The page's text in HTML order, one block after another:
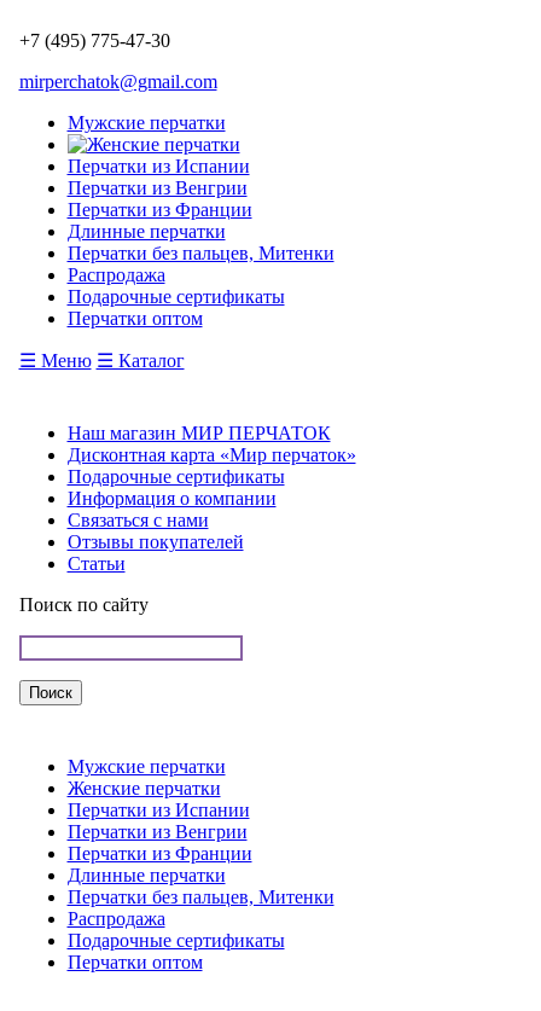
+7 (495) 775-47-30
mirperchatok@gmail.com
Мужские перчатки
Перчатки из Испании
Перчатки из Венгрии
Перчатки из Франции
Длинные перчатки
Перчатки без пальцев, Митенки
Распродажа
Подарочные сертификаты
Перчатки оптом
☰ Меню ☰ Каталог
Наш магазин МИР ПЕРЧАТОК
Дисконтная карта «Мир перчаток»
Подарочные сертификаты
Информация о компании
Связаться с нами
Отзывы покупателей
Статьи
Поиск по сайту
Мужские перчатки
Женские перчатки
Перчатки из Испании
Перчатки из Венгрии
Перчатки из Франции
Длинные перчатки
Перчатки без пальцев, Митенки
Распродажа
Подарочные сертификаты
Перчатки оптом